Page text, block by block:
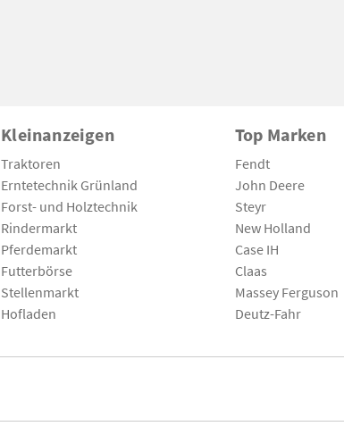
Kleinanzeigen
Traktoren
Erntetechnik Grünland
Forst- und Holztechnik
Rindermarkt
Pferdemarkt
Futterbörse
Stellenmarkt
Hofladen
Top Marken
Fendt
John Deere
Steyr
New Holland
Case IH
Claas
Massey Ferguson
Deutz-Fahr